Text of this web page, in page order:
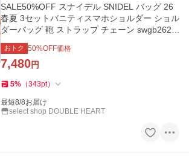
SALE50%OFF スナイデル SNIDEL バッグ 26
春夏 3セットバニティスマホショルダー ショル
ダーバッグ 鞄 ストラップ チェーン swgb2626
53
おトク 50%OFF価格
7,480円
5% （343pt）
最短8/8お届け
select shop DOUBLE HEART